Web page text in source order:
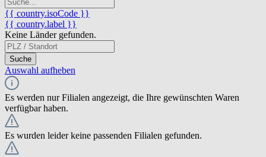
{{ country.isoCode }}
{{ country.label }}
Keine Länder gefunden.
Suche
Auswahl aufheben
Es werden nur Filialen angezeigt, die Ihre gewünschten Waren
verfügbar haben.
Es wurden leider keine passenden Filialen gefunden.